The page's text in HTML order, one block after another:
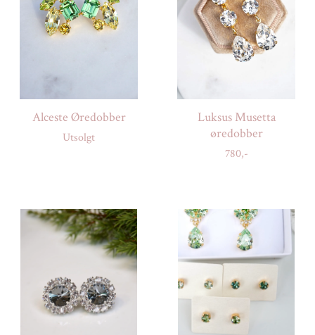
Alceste Øredobber
Utsolgt
Luksus Musetta
øredobber
780,-